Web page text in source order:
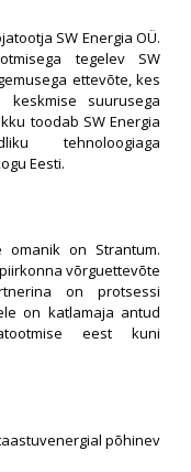
SW Energia OÜ.
tegelev SW
ettevõte, kes
suurusega
toodab SW Energia
tehnoloogiaga
Eesti.
on Strantum.
võrguettevõte
on protsessi
on katlamaja antud
eest kuni
põhinev